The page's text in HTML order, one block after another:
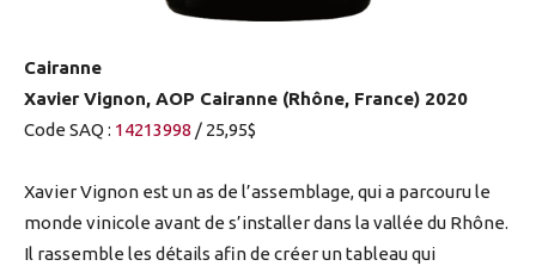
Cairanne
Xavier Vignon, AOP Cairanne (Rhône, France) 2020
Code SAQ : 14213998 / 25,95$
Xavier Vignon est un as de l’assemblage, qui a parcouru le
monde vinicole avant de s’installer dans la vallée du Rhône.
Il rassemble les détails afin de créer un tableau qui